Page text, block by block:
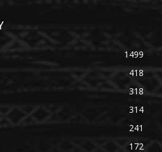
1499
418
318
314
241
172